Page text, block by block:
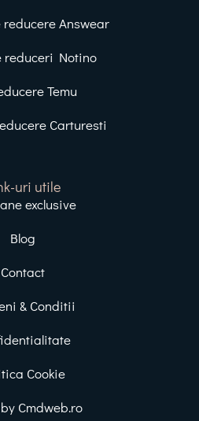
reducere Answear
reduceri Notino
Temu
Carturesti
uri utile
exclusive
Blog
Contact
& Conditii
Cookie
Cmdweb.ro